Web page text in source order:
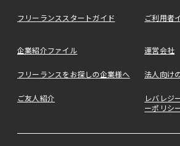
フリーランススタートガイド ご利用者
企業紹介ファイル 運営会社
フリーランスをお探しの企業様へ 法人向け
ご友人紹介
レバレジ
ーポリシ